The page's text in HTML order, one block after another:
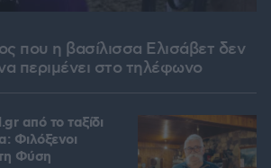
που η βασίλισσα Ελισάβετ δεν
περιμένει στο τηλέφωνο
από το ταξίδι
Φιλόξενοι
Φύση